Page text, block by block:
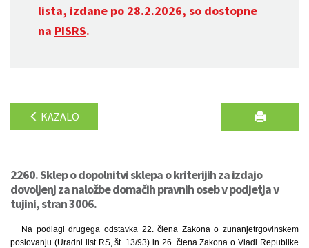
lista, izdane po 28.2.2026, so dostopne
na PISRS.
KAZALO
2260. Sklep o dopolnitvi sklepa o kriterijih za izdajo
dovoljenj za naložbe domačih pravnih oseb v podjetja v
tujini, stran 3006.
Na podlagi drugega odstavka 22. člena Zakona o zunanjetrgovinskem
poslovanju (Uradni list RS, št. 13/93) in 26. člena Zakona o Vladi Republike